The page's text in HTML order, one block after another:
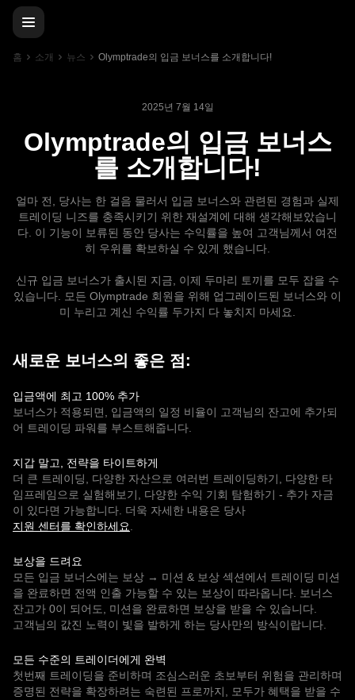
홈 소개 뉴스 Olymptrade의 입금 보너스를 소개합니다!
2025년 7월 14일
Olymptrade의 입금 보너스
를 소개합니다!
얼마 전, 당사는 한 걸음 물러서 입금 보너스와 관련된 경험과 실제
트레이딩 니즈를 충족시키기 위한 재설계에 대해 생각해보았습니
다. 이 기능이 보류된 동안 당사는 수익률을 높여 고객님께서 여전
히 우위를 확보하실 수 있게 했습니다.
신규 입금 보너스가 출시된 지금, 이제 두마리 토끼를 모두 잡을 수
있습니다. 모든 Olymptrade 회원을 위해 업그레이드된 보너스와 이
미 누리고 계신 수익률 두가지 다 놓치지 마세요.
새로운 보너스의 좋은 점:
입금액에 최고 100% 추가
보너스가 적용되면, 입금액의 일정 비율이 고객님의 잔고에 추가되
어 트레이딩 파워를 부스트해줍니다.
지갑 말고, 전략을 타이트하게
더 큰 트레이딩, 다양한 자산으로 여러번 트레이딩하기, 다양한 타
임프레임으로 실험해보기, 다양한 수익 기회 탐험하기 - 추가 자금
이 있다면 가능합니다. 더욱 자세한 내용은 당사
지원 센터를 확인하세요
보상을 드려요
모든 입금 보너스에는 보상 → 미션 & 보상 섹션에서 트레이딩 미션
을 완료하면 전액 인출 가능할 수 있는 보상이 따라옵니다. 보너스
잔고가 0이 되어도, 미션을 완료하면 보상을 받을 수 있습니다.
고객님의 값진 노력이 빛을 발하게 하는 당사만의 방식이랍니다.
모든 수준의 트레이더에게 완벽
첫번째 트레이딩을 준비하며 조심스러운 초보부터 위험을 관리하며
증명된 전략을 확장하려는 숙련된 프로까지, 모두가 혜택을 받을 수